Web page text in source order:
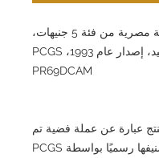
عملة فضية مصرية من فئة 5 جنيهات،
رمز التوحيد، إصدار عام 1993، PCGS
PR69DCAM
عبارة عن عملة فضية تم
توثيقها وتصنيفها رسميًا بواسطة PCGS